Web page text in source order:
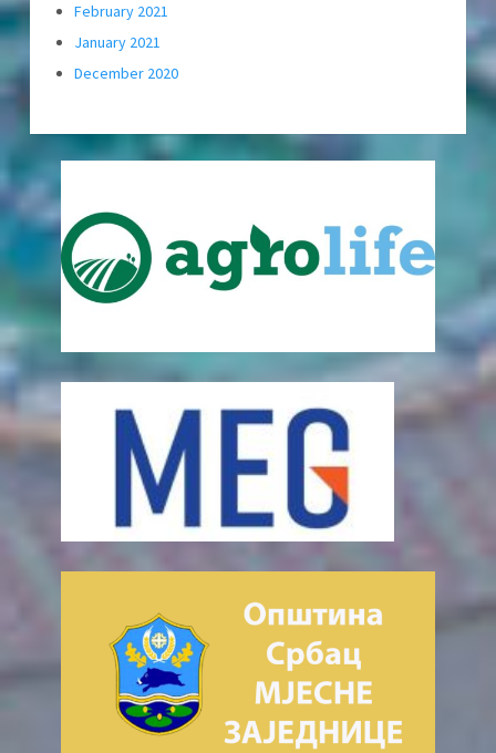
February 2021
January 2021
December 2020